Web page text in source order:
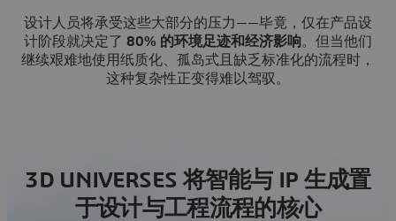
设计人员将承受这些大部分的压力——毕竟，仅在产品设
计阶段就决定了 80% 的环境足迹和经济影响。但当他们
继续艰难地使用纸质化、孤岛式且缺乏标准化的流程时，
这种复杂性正变得难以驾驭。
3D UNIVERSES 将智能与 IP 生成置
于设计与工程流程的核心